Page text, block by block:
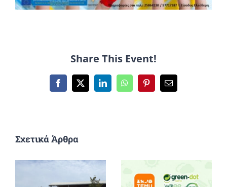
Share This Event!
Facebook
X LinkedInWhatsAppPinterestEmail
Σχετικά Άρθρα